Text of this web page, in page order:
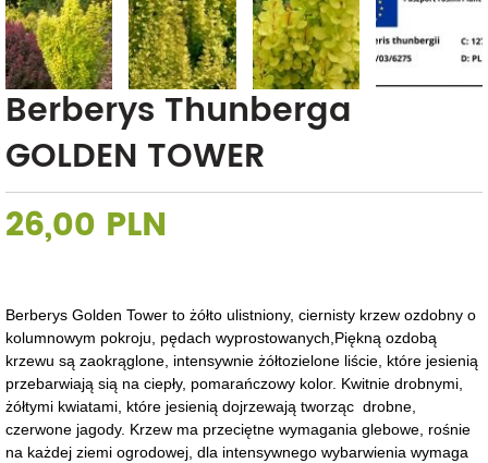
Berberys Thunberga
GOLDEN TOWER
26,00 PLN
Berberys Golden Tower to żółto ulistniony, ciernisty krzew ozdobny o
kolumnowym pokroju, pędach wyprostowanych,Piękną ozdobą
krzewu są zaokrąglone, intensywnie żółtozielone liście, które jesienią
przebarwiają sią na ciepły, pomarańczowy kolor. Kwitnie drobnymi,
żółtymi kwiatami, które jesienią dojrzewają tworząc drobne,
czerwone jagody. Krzew ma przeciętne wymagania glebowe, rośnie
na każdej ziemi ogrodowej, dla intensywnego wybarwienia wymaga